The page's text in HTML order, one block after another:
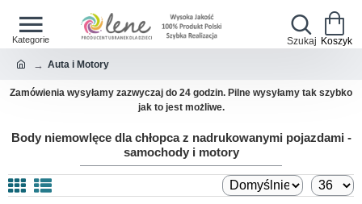
Auta i Motory
Zamówienia wysyłamy zazwyczaj do 24 godzin. Pilne wysyłamy tak szybko
jak to jest możliwe.
Body niemowlęce dla chłopca z nadrukowanymi pojazdami -
samochody i motory